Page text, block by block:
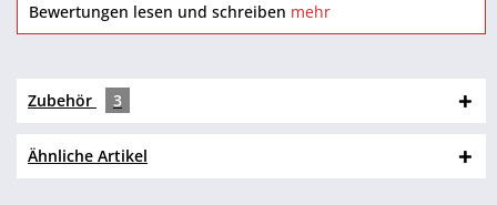
Bewertungen lesen und schreiben mehr
Zubehör 3
Ähnliche Artikel